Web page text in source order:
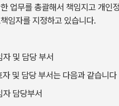
업무를 총괄해서 책임지고 개
임자를 지정하고 있습니다.
및 담당 부서
및 담당 부서는 다음과 같습니다
담당부서